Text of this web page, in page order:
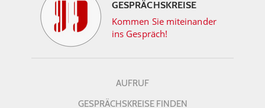
GESPRÄCHSKREISE
Kommen Sie miteinander
ins Gespräch!
AUFRUF
GESPRÄCHSKREISE FINDEN